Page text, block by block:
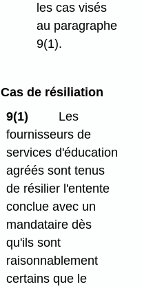
les cas visés
au paragraphe
9(1).
Cas de résiliation
9(1)
Les
fournisseurs de
services d'éducation
agréés sont tenus
de résilier l'entente
conclue avec un
mandataire dès
qu'ils sont
raisonnablement
certains que le